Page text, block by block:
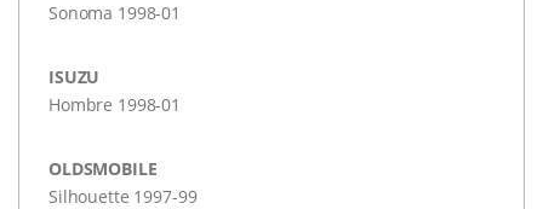
Sonoma 1998-01
ISUZU
Hombre 1998-01
OLDSMOBILE
Silhouette 1997-99